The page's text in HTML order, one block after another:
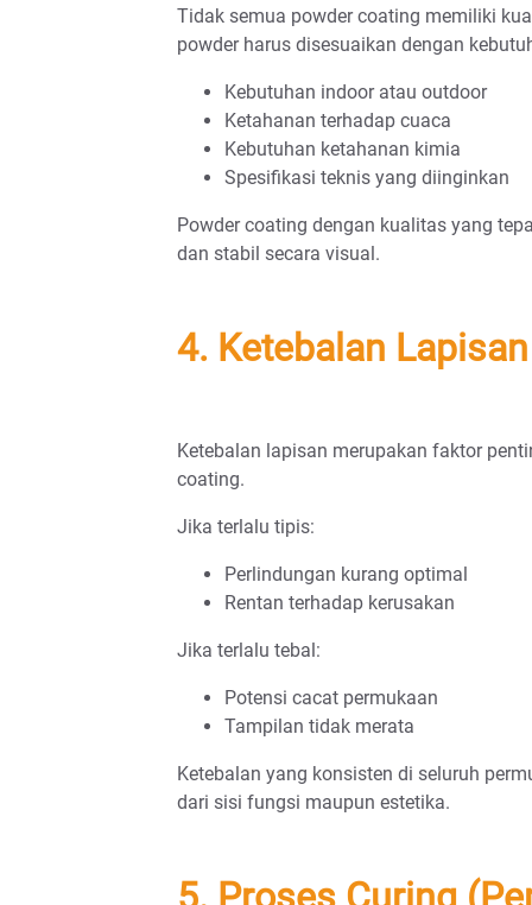
Tidak semua powder coating memiliki
powder harus disesuaikan dengan
Kebutuhan indoor atau outdoor
Ketahanan terhadap cuaca
Kebutuhan ketahanan kimia
Spesifikasi teknis yang diinginkan
Powder coating dengan kualitas yang
dan stabil secara visual.
4. Ketebalan
Ketebalan lapisan merupakan faktor
coating.
Jika terlalu tipis:
Perlindungan kurang optimal
Rentan terhadap kerusakan
Jika terlalu tebal:
Potensi cacat permukaan
Tampilan tidak merata
Ketebalan yang konsisten di seluruh
dari sisi fungsi maupun estetika.